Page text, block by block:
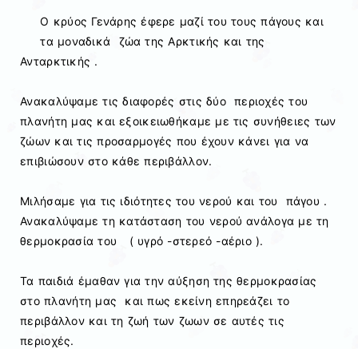
Ο κρύος Γενάρης έφερε μαζί του τους πάγους και
τα μοναδικά ζώα της Αρκτικής και της
Ανταρκτικής .
Ανακαλύψαμε τις διαφορές στις δύο περιοχές του
πλανήτη μας και εξοικειωθήκαμε με τις συνήθειες των
ζώων και τις προσαρμογές που έχουν κάνει για να
επιβιώσουν στο κάθε περιβάλλον.
Μιλήσαμε για τις ιδιότητες του νερού και του πάγου .
Ανακαλύψαμε τη κατάσταση του νερού ανάλογα με τη
θερμοκρασία του ( υγρό -στερεό -αέριο ).
Τα παιδιά έμαθαν για την αύξηση της θερμοκρασίας
στο πλανήτη μας και πως εκείνη επηρεάζει το
περιβάλλον και τη ζωή των ζωων σε αυτές τις
περιοχές.